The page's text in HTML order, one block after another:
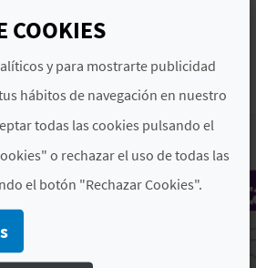
COOKIES
y para mostrarte publicidad
hábitos de navegación en nuestro
todas las cookies pulsando el
o rechazar el uso de todas las
el botón "Rechazar Cookies".